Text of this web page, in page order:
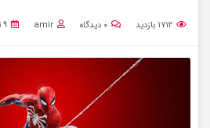
۱۷۱۲ بازدید ۰ دیدگاه amir ۹ تیر ۱۳۹۹